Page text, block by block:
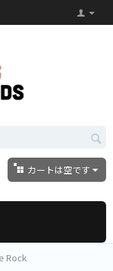
カートは空です
Rock